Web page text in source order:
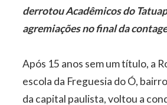
derrotou Acadêmicos do
agremiações no final da
Após 15 anos sem um título, a
escola da Freguesia do Ó,
da capital paulista, voltou a